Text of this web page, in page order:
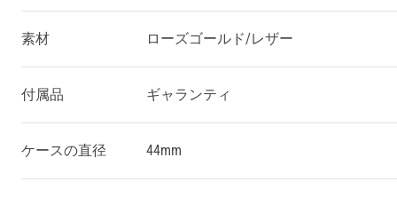
素材 ローズゴールド/レザー
付属品 ギャランティ
ケースの直径 44mm